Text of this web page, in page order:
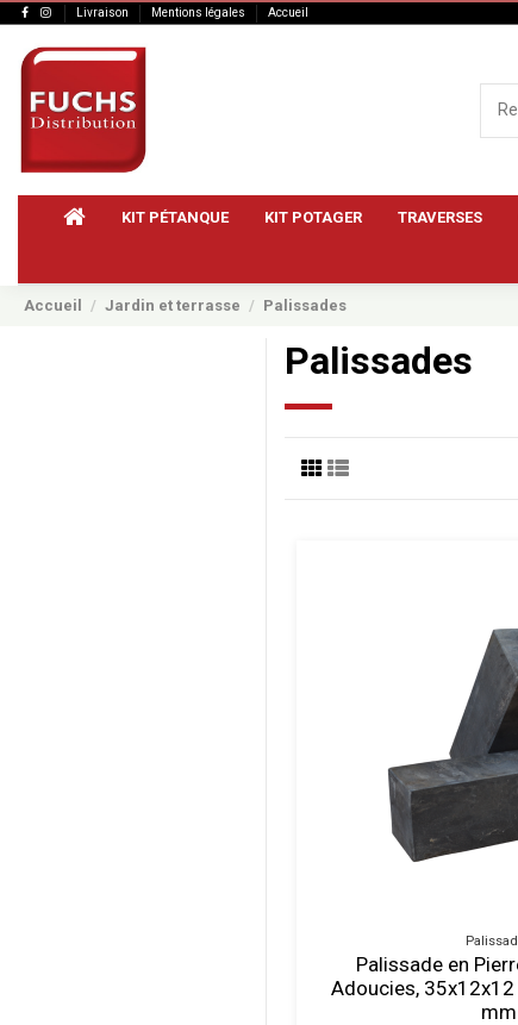
Livraison Mentions légales Accueil
KIT PÉTANQUE KIT POTAGER TRAVERSES
Accueil Jardin et terrasse Palissades
Palissades
Palissade en
Adoucies,
mm